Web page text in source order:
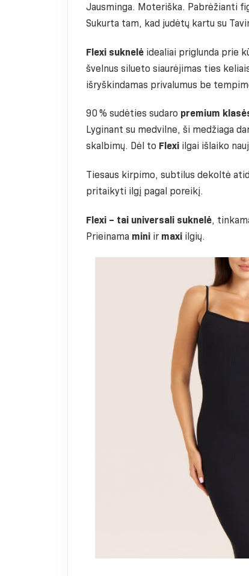
Jausminga. Moteriška. Pabrėžianti
Sukurta tam, kad judėtų kartu su
Flexi suknelė idealiai priglunda prie
švelnus silueto siaurėjimas ties
išryškindamas privalumus be
90 % sudėties sudaro premium
Lyginant su medvilne, ši medžiaga
skalbimų. Dėl to Flexi ilgai išlaiko
Tiesaus kirpimo, subtilus dekoltė
pritaikyti ilgį pagal poreikį.
Flexi – tai universali suknelė,
Prieinama mini ir maxi ilgių.